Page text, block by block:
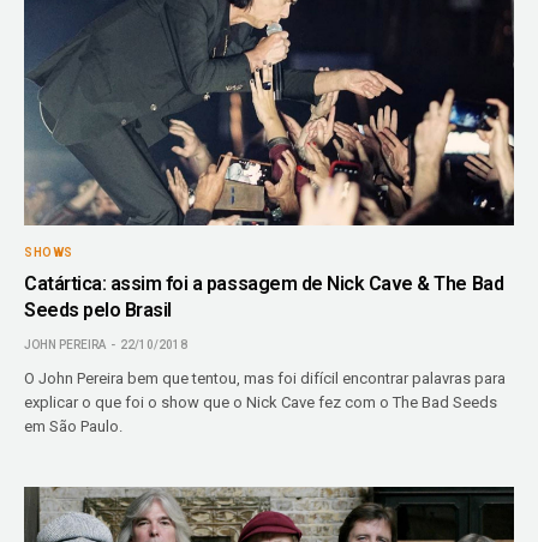
SHOWS
Catártica: assim foi a passagem de Nick Cave & The Bad
Seeds pelo Brasil
JOHN PEREIRA 22/10/2018
O John Pereira bem que tentou, mas foi difícil encontrar palavras para
explicar o que foi o show que o Nick Cave fez com o The Bad Seeds
em São Paulo.